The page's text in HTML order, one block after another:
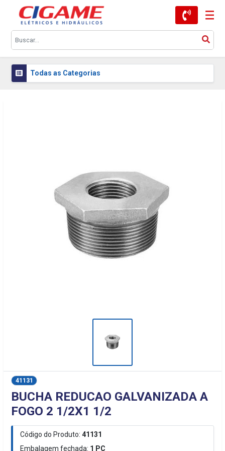
Todas as Categorias
41131
BUCHA REDUCAO GALVANIZADA A
FOGO 2 1/2X1 1/2
Código do Produto: 41131
Embalagem fechada: 1 PC